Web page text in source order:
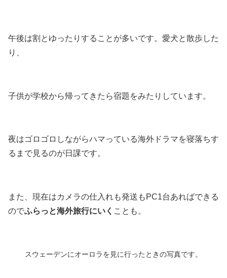
午後は割とゆったりすることが多いです。愛犬と散歩した
り、
子供が学校から帰ってきたら宿題をみたりしています。
夜はゴロゴロしながらハマっている海外ドラマを寝落ちす
るまで見るのが日課です。
また、現在はカメラの仕入れも発送もPC1台あればできる
のでふらっと海外旅行にいく ことも。
スウェーデンにオーロラを見に行ったときの写真です。